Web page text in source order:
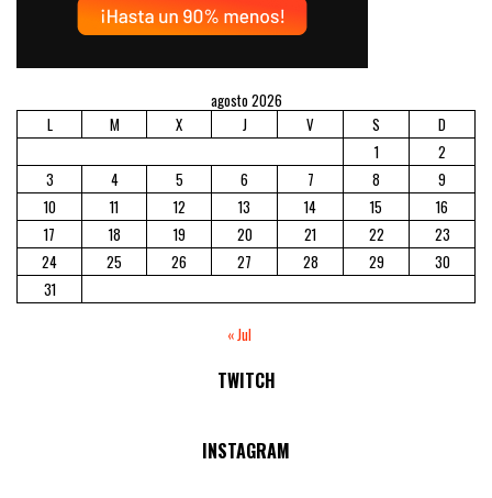
agosto 2026
L
M X J V S
D
1
2
3
4 5 6 7 8
9
10
11 12 13 14 15
16
17
18 19 20 21 22
23
24
25 26 27 28 29
30
31
« Jul
TWITCH
No Streams Online!
INSTAGRAM